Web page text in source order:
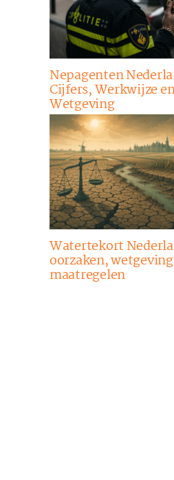
Nepagenten
Cijfers, Werkwijze
Wetgeving
Watertekort
oorzaken,
maatregelen